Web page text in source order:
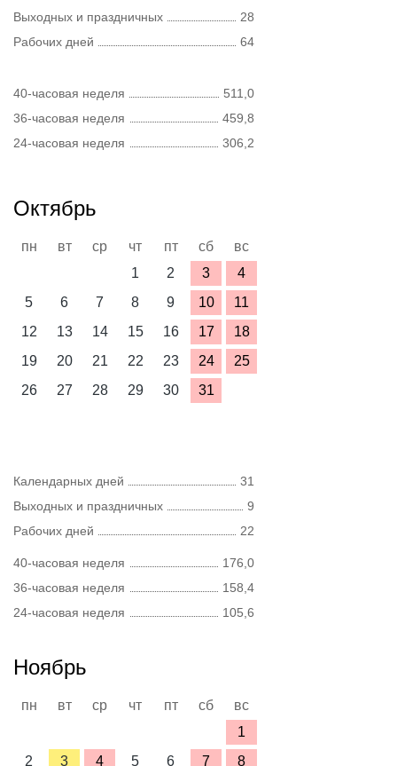
Выходных и праздничных
28
Рабочих дней
64
40-часовая неделя
511,0
36-часовая неделя
459,8
24-часовая неделя
306,2
Октябрь
пн вт ср чт пт сб
вс
1
2 3
4
5
6 7 8 9 10
11
12
13 14 15 16 17
18
19
20 21 22 23 24
25
26
27 28 29 30 31
Календарных дней
31
Выходных и праздничных
9
Рабочих дней
22
40-часовая неделя
176,0
36-часовая неделя
158,4
24-часовая неделя
105,6
Ноябрь
пн вт ср чт пт сб
вс
1
2
3 4 5 6 7 8